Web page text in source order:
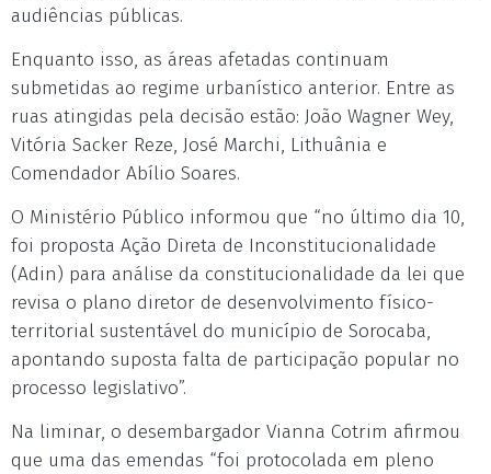
audiências públicas.
Enquanto isso, as áreas afetadas continuam
submetidas ao regime urbanístico anterior. Entre as
ruas atingidas pela decisão estão: João Wagner Wey,
Vitória Sacker Reze, José Marchi, Lithuânia e
Comendador Abílio Soares.
O Ministério Público informou que “no último dia 10,
foi proposta Ação Direta de Inconstitucionalidade
(Adin) para análise da constitucionalidade da lei que
revisa o plano diretor de desenvolvimento físico-
territorial sustentável do município de Sorocaba,
apontando suposta falta de participação popular no
processo legislativo”.
Na liminar, o desembargador Vianna Cotrim afirmou
que uma das emendas “foi protocolada em pleno